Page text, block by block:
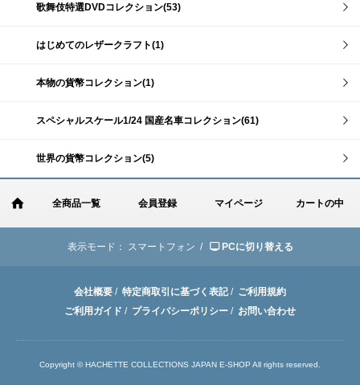
歌舞伎特選DVDコレクション(53)
はじめてのレザークラフト(1)
本物の貨幣コレクション(1)
スペシャルスケール1/24 国産名車コレクション(61)
世界の貨幣コレクション(5)
全商品一覧 会員登録 マイページ カートの中
表示モード： スマートフォン / PCに切り替える
会社概要 / 特定商取引に基づく表記/ ご利用規約
ご利用ガイド / プライバシーポリシー / お問い合わせ
Copyright © HACHETTE COLLECTIONS JAPAN E-SHOP All rights reserved.